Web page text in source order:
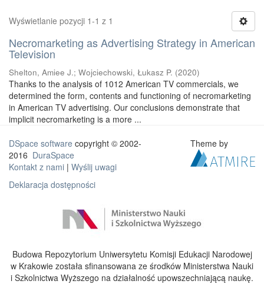
Wyświetlanie pozycji 1-1 z 1
Necromarketing as Advertising Strategy in American
Television
Shelton, Amiee J.; Wojciechowski, Łukasz P. (2020)
Thanks to the analysis of 1012 American TV commercials, we
determined the form, contents and functioning of necromarketing
in American TV advertising. Our conclusions demonstrate that
implicit necromarketing is a more ...
DSpace software copyright © 2002-
2016 DuraSpace
Kontakt z nami | Wyślij uwagi
Deklaracja dostępności
Theme by
Budowa Repozytorium Uniwersytetu Komisji Edukacji Narodowej
w Krakowie została sfinansowana ze środków Ministerstwa Nauki
i Szkolnictwa Wyższego na działalność upowszechniającą naukę.